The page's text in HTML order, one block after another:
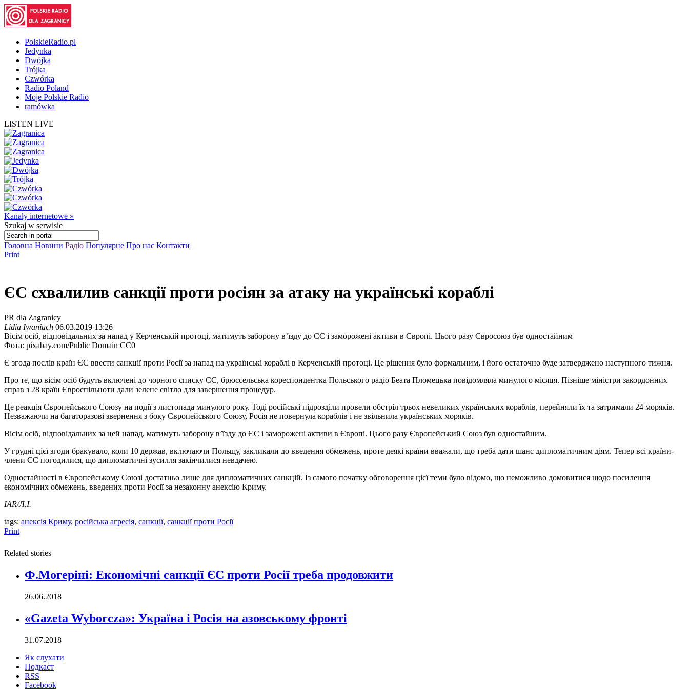
PolskieRadio.pl
Jedynka
Dwójka
Trójka
Czwórka
Radio Poland
Moje Polskie Radio
ramówka
LISTEN LIVE
Kanały internetowe »
Szukaj w serwisie
Головна Новини Радіо Популярне Про нас Контакти
Print
ЄС схвалилив санкції проти росіян за атаку на українські кораблі
PR dla Zagranicy
Lidia Iwaniuch 06.03.2019 13:26
Вісім осіб, відповідальних за напад у Керченській протоці, матимуть заборону в’їзду до ЄС і заморожені активи в Європі. Цього разу Євросоюз був одностайним
Фота: pixabay.com/Public Domain CC0
Є згода послів країн ЄС ввести санкції проти Росії за напад на українські кораблі в Керченській протоці. Це рішення було формальним, і його остаточно буде затверджено наступного тижня.
Про те, що вісім осіб будуть включені до чорного списку ЄС, брюссельська кореспондентка Польського радіо Беата Пломецька повідомляла минулого місяця. Пізніше міністри закордонних
справ з 28 країн Євроспільноти дали зелене світло для завершення процедур.
Це реакція Європейського Союзу на події з листопада минулого року. Тоді російські підрозділи провели обстріл трьох невеликих українських кораблів, перейняли їх та затримали 24 моряків.
Незважаючи на багаторазові звернення з боку Європейського Союзу, Росія не повернула кораблів і не звільнила українських моряків.
Вісім осіб, відповідальних за цей напад, матимуть заборону в’їзду до ЄС і заморожені активи в Європі. Цього разу Європейський Союз був одностайним.
У грудні цієї згоди бракувало, коли 10 держав, включаючи Польщу, закликали до введення обмежень, проте деякі країни вважали, що треба дати шанс дипломатичним діям. Тепер всі країни-
члени ЄС погодилися, що дипломатичні зусилля закінчилися невдачею.
Одностайності в Європейському Союзі достатньо лише для дипломатичних санкцій. Із самого початку обговорення цієї теми було відомо, що неможливо домовитися щодо посилення
економічних обмежень, введених проти Росії за незаконну анексію Криму.
IAR/Л.І.
tags: анексія Криму, російська агресія, санкції, санкції проти Росії
Print
Related stories
Ф.Могеріні: Економічні санкції ЄС проти Росії треба продовжити
26.06.2018
«Gazeta Wyborcza»: Україна і Росія на азовському фронті
31.07.2018
Як слухати
Подкаст
RSS
Facebook